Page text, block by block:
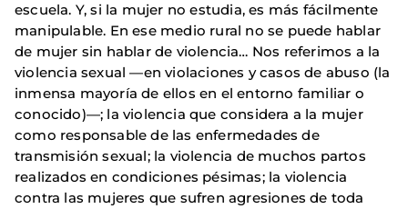
escuela. Y, si la mujer no estudia, es más fácilmente
manipulable. En ese medio rural no se puede hablar
de mujer sin hablar de violencia… Nos referimos a la
violencia sexual —en violaciones y casos de abuso (la
inmensa mayoría de ellos en el entorno familiar o
conocido)—; la violencia que considera a la mujer
como responsable de las enfermedades de
transmisión sexual; la violencia de muchos partos
realizados en condiciones pésimas; la violencia
contra las mujeres que sufren agresiones de toda